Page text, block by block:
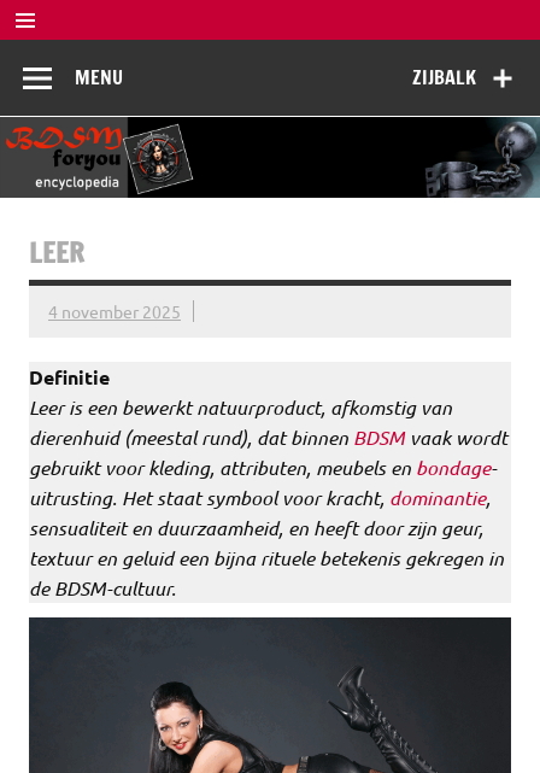
Doorgaan
naar
inhoud
BDSM
Encyclopedia
ZIJBALK
MENU
LEER
4 november 2025
Definitie
Leer is een bewerkt natuurproduct, afkomstig van
dierenhuid (meestal rund), dat binnen BDSM vaak wordt
gebruikt voor kleding, attributen, meubels en bondage-
uitrusting. Het staat symbool voor kracht, dominantie,
sensualiteit en duurzaamheid, en heeft door zijn geur,
textuur en geluid een bijna rituele betekenis gekregen in
de BDSM-cultuur.